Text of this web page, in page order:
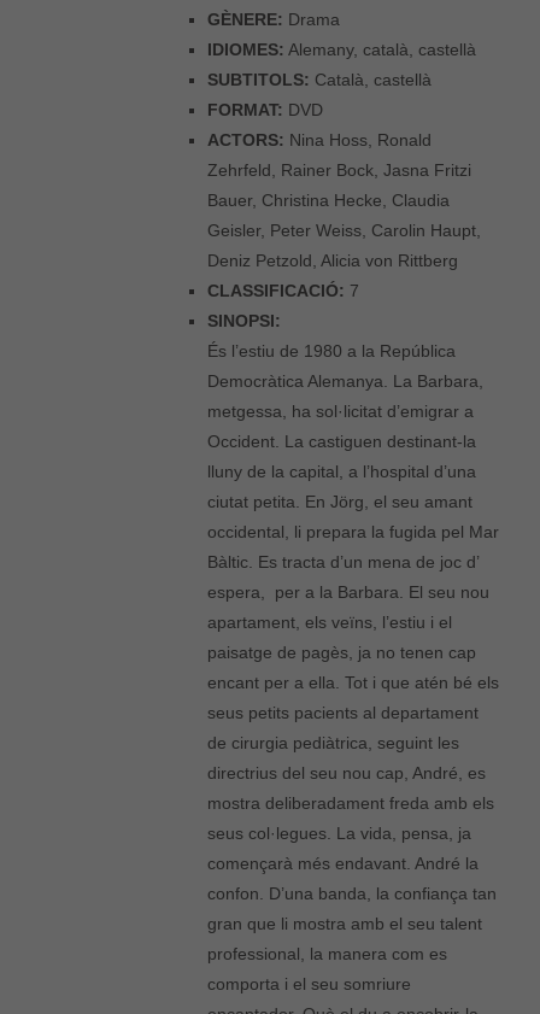
GÈNERE: Drama
IDIOMES: Alemany, català, castellà
SUBTITOLS: Català, castellà
FORMAT: DVD
ACTORS: Nina Hoss, Ronald
Zehrfeld, Rainer Bock, Jasna Fritzi
Bauer, Christina Hecke, Claudia
Geisler, Peter Weiss, Carolin Haupt,
Deniz Petzold, Alicia von Rittberg
CLASSIFICACIÓ: 7
SINOPSI:
És l’estiu de 1980 a la República
Democràtica Alemanya. La Barbara,
metgessa, ha sol·licitat d’emigrar a
Occident. La castiguen destinant-la
lluny de la capital, a l’hospital d’una
ciutat petita. En Jörg, el seu amant
occidental, li prepara la fugida pel Mar
Bàltic. Es tracta d’un mena de joc d’
espera, per a la Barbara. El seu nou
apartament, els veïns, l’estiu i el
paisatge de pagès, ja no tenen cap
encant per a ella. Tot i que atén bé els
seus petits pacients al departament
de cirurgia pediàtrica, seguint les
directrius del seu nou cap, André, es
mostra deliberadament freda amb els
seus col·legues. La vida, pensa, ja
començarà més endavant. André la
confon. D’una banda, la confiança tan
gran que li mostra amb el seu talent
professional, la manera com es
comporta i el seu somriure